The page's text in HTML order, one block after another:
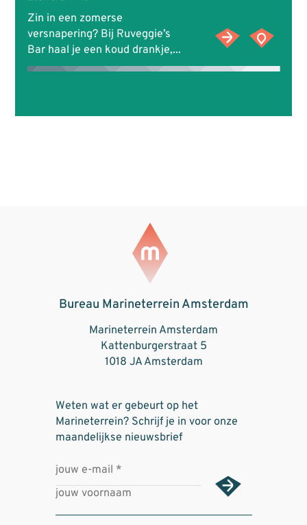
Zin in een zomerse
versnapering? Bij Ruveggie’s
Bar haal je een koud drankje,...
Bureau Marineterrein Amsterdam
Marineterrein Amsterdam
Kattenburgerstraat 5
1018 JA Amsterdam
Weten wat er gebeurt op het
Marineterrein? Schrijf je in voor onze
maandelijkse nieuwsbrief